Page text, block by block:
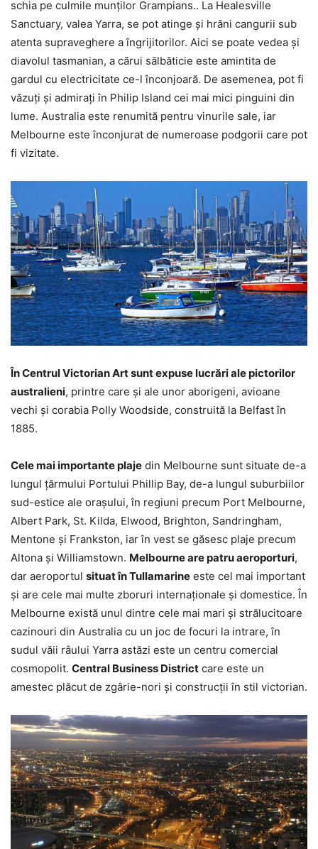
schia pe culmile munților Grampians.. La Healesville
Sanctuary, valea Yarra, se pot atinge și hrăni cangurii sub
atenta supraveghere a îngrijitorilor. Aici se poate vedea și
diavolul tasmanian, a cărui sălbăticie este amintita de
gardul cu electricitate ce-l înconjoară. De asemenea, pot fi
văzuți și admirați în Philip Island cei mai mici pinguini din
lume. Australia este renumită pentru vinurile sale, iar
Melbourne este înconjurat de numeroase podgorii care pot
fi vizitate.
În Centrul Victorian Art sunt expuse lucrări ale pictorilor
australieni, printre care și ale unor aborigeni, avioane
vechi și corabia Polly Woodside, construită la Belfast în
1885.
Cele mai importante plaje din Melbourne sunt situate de-a
lungul ţărmului Portului Phillip Bay, de-a lungul suburbiilor
sud-estice ale oraşului, în regiuni precum Port Melbourne,
Albert Park, St. Kilda, Elwood, Brighton, Sandringham,
Mentone şi Frankston, iar în vest se găsesc plaje precum
Altona şi Williamstown. Melbourne are patru aeroporturi,
dar aeroportul situat în Tullamarine este cel mai important
şi are cele mai multe zboruri internaționale şi domestice. În
Melbourne există unul dintre cele mai mari și strălucitoare
cazinouri din Australia cu un joc de focuri la intrare, în
sudul văii râului Yarra astăzi este un centru comercial
cosmopolit. Central Business District care este un
amestec plăcut de zgârie-nori și construcții în stil victorian.